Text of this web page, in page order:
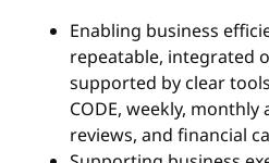
Enabling business
repeatable, integrated
supported by clear
CODE, weekly,
reviews, and financial